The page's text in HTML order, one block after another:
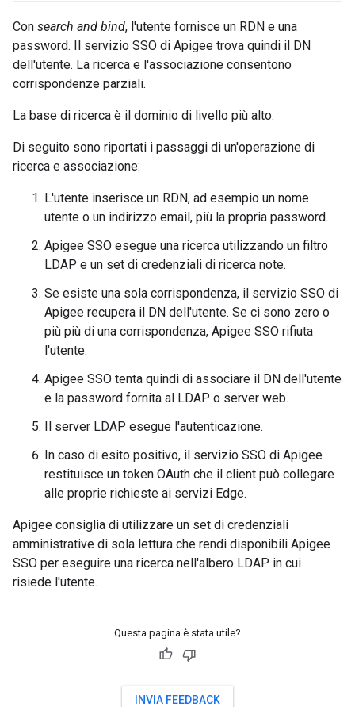
Con search and bind, l'utente fornisce un RDN e una
password. Il servizio SSO di Apigee trova quindi il DN
dell'utente. La ricerca e l'associazione consentono
corrispondenze parziali.
La base di ricerca è il dominio di livello più alto.
Di seguito sono riportati i passaggi di un'operazione di
ricerca e associazione:
L'utente inserisce un RDN, ad esempio un nome
utente o un indirizzo email, più la propria password.
Apigee SSO esegue una ricerca utilizzando un filtro
LDAP e un set di credenziali di ricerca note.
Se esiste una sola corrispondenza, il servizio SSO di
Apigee recupera il DN dell'utente. Se ci sono zero o
più più di una corrispondenza, Apigee SSO rifiuta
l'utente.
Apigee SSO tenta quindi di associare il DN dell'utente
e la password fornita al LDAP o server web.
Il server LDAP esegue l'autenticazione.
In caso di esito positivo, il servizio SSO di Apigee
restituisce un token OAuth che il client può collegare
alle proprie richieste ai servizi Edge.
Apigee consiglia di utilizzare un set di credenziali
amministrative di sola lettura che rendi disponibili Apigee
SSO per eseguire una ricerca nell'albero LDAP in cui
risiede l'utente.
Questa pagina è stata utile?
INVIA FEEDBACK